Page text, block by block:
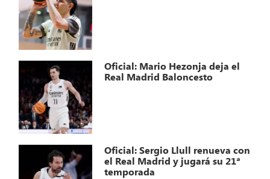
Oficial: Mario Hezonja deja el
Real Madrid Baloncesto
Oficial: Sergio Llull renueva con
el Real Madrid y jugará su 21ª
temporada